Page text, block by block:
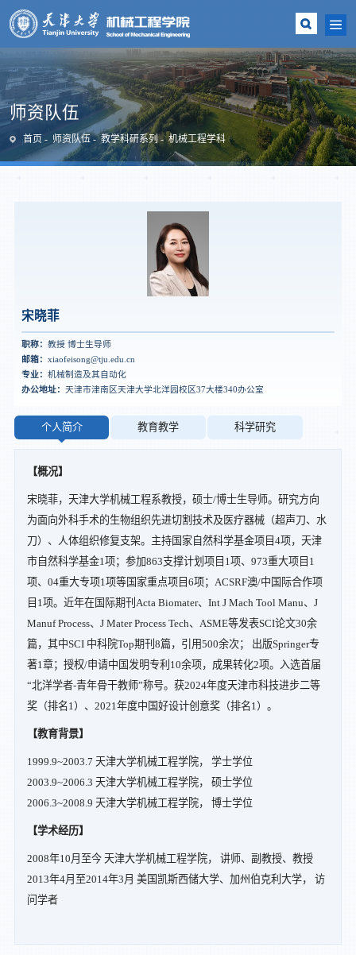
师资队伍
首页 师资队伍 教学科研系列 机械工程学科
宋晓菲
职称： 教授 博士生导师
邮箱： xiaofeisong@tju.edu.cn
专业： 机械制造及其自动化
办公地址： 天津市津南区天津大学北洋园校区37大楼340办公室
个人简介 教育教学 科学研究
【概况】
宋晓菲，天津大学机械工程系教授，硕士/博士生导师。研究方向
为面向外科手术的生物组织先进切割技术及医疗器械（超声刀、水
刀）、人体组织修复支架。主持国家自然科学基金项目4项，天津
市自然科学基金1项；参加863支撑计划项目1项、973重大项目1
项、04重大专项1项等国家重点项目6项；ACSRF澳/中国际合作项
目1项。近年在国际期刊Acta Biomater、Int J Mach Tool Manu、J
Manuf Process、J Mater Process Tech、ASME等发表SCI论文30余
篇，其中SCI 中科院Top期刊8篇，引用500余次； 出版Springer专
著1章；授权/申请中国发明专利10余项，成果转化2项。入选首届
“北洋学者-青年骨干教师”称号。获2024年度天津市科技进步二等
奖（排名1）、2021年度中国好设计创意奖（排名1）。
【教育背景】
1999.9~2003.7 天津大学机械工程学院， 学士学位
2003.9~2006.3 天津大学机械工程学院， 硕士学位
2006.3~2008.9 天津大学机械工程学院， 博士学位
【学术经历】
2008年10月至今 天津大学机械工程学院， 讲师、副教授、教授
2013年4月至2014年3月 美国凯斯西储大学、加州伯克利大学， 访
问学者